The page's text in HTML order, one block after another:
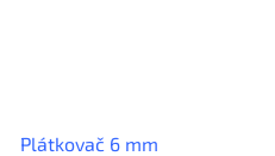
Plátkovač 6 mm